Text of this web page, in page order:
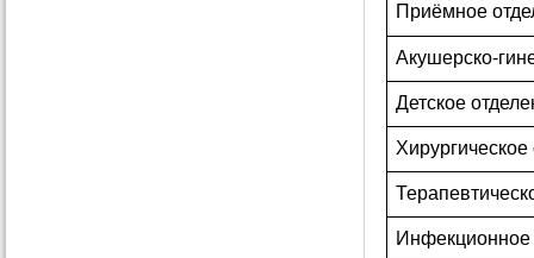
Приёмное
Акушерско-
Детское
Хирургическое
Инфекционное